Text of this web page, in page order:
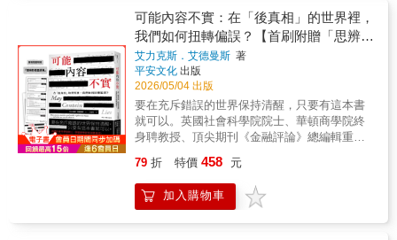
文章，也都經過增補和修訂。以下是本書的核
心內容：✦胡塞爾（Edmund Husserl）：從邏
輯到歷史# 從數學哲學到邏輯研究# 意識作為意
向性歷驗# 內在時間意識與意識意向性的雙重
結構# 縱向意向性✦海德格（Martin
Heidegger）：如何面對他的思想遺產？# 從
「存在之謎」到「海德格之謎」# 《存在與時
間》與現象學的詮釋論轉向# 「海德格事件」#
「泰然任之」✦沙特（Jean-Paul Sartre）：超
越存在主義# 「醜聞作家」# 「未來思考的大
他者的現象學# 「無」的存在論✦梅洛龐蒂
（Maurice Merleau-Ponty）：以人文科學改造
現象學# 梅洛龐蒂著作的奇特命運# 放下身段的
死」（Dying）與「年老」（Ageing）這兩個動
態過程。「現在進行式」的生命過程，才是當
代年老哲學最應直面的生命議題。✦年老學的
現象學轉向：本書將「年老」從生物學衰老轉
化為現象學的「在世存有」分析。超越傳統死
亡觀的二元對立，洞察年老是肉身在時間中喪
失本己性的進行式。透過「往死」的動態視
角，揭示老去即是主體與世界連結的剝落，使
年老成為一種具備本體論意義的存活危機，而
性」。
身。真正的希望，存在於不確定之中，也存在
於行動之中。☆充分理解現實、打破非理性恐
懼、重建行動力量的自由之書☆挪威知名哲學
家拉斯．史文德森結合哲學史、現代生活案例
與文學影視作品，深入探討人們在恐懼、絕望
與不確定的處境中，希望如何驅動我們的選擇
與行動。他與叔本華、尼采、扎普菲等傳統著
名悲觀思想家對話，也檢視宗教式的絕對信
念，並提出幾個直指核心的思考：1 希望與願
望、夢想、樂觀的差異？2 何時希望會變成危
何在？4 戰爭與氣候危機中還能希望什麼？最
後，作者指出，希望並不保證成功，但它讓人
願意嘗試、願意承擔風險，也願意為未來負
可能內容不實：在「後真相」的世界裡，
我們如何扭轉偏誤？【首刷附贈「思辨的
檢查清單」】
艾力克斯．艾德曼斯 著
平安文化 出版
2026/05/04 出版
要在充斥錯誤的世界保持清醒，只要有這本書
就可以。英國社會科學院院士、華頓商學院終
身聘教授、頂尖期刊《金融評論》總編輯重量
「八大春季新概念好書」！《金融時報》、
《泰晤士報》、《華爾街日報》等權威媒體一
致盛讚！英國熱銷話題書！已售出七國版權！
79 折 特價 458 元
加入購物車